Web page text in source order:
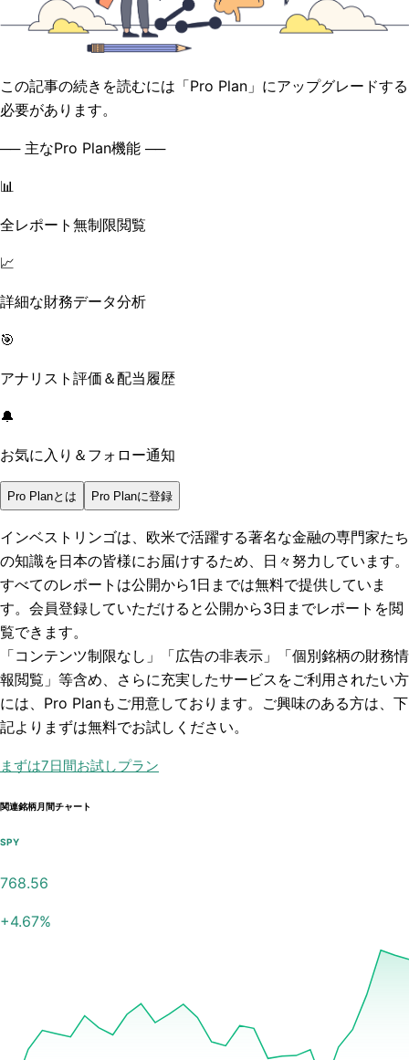
この記事の続きを読むには「Pro Plan」にアップグレードする
必要があります。
── 主なPro Plan機能 ──
📊
全レポート無制限閲覧
📈
詳細な財務データ分析
🎯
アナリスト評価＆配当履歴
🔔
お気に入り＆フォロー通知
Pro Planとは Pro Planに登録
インベストリンゴは、欧米で活躍する著名な金融の専門家たち
の知識を日本の皆様にお届けするため、日々努力しています。
すべてのレポートは公開から1日までは無料で提供していま
す。会員登録していただけると公開から3日までレポートを閲
覧できます。
「コンテンツ制限なし」「広告の非表示」「個別銘柄の財務情
報閲覧」 等含め、さらに充実したサービスをご利用されたい方
には、Pro Planもご用意しております。ご興味のある方は、下
記よりまずは無料でお試しください。
まずは7日間お試しプラン
関連銘柄月間チャート
SPY
768.56
+4.67%